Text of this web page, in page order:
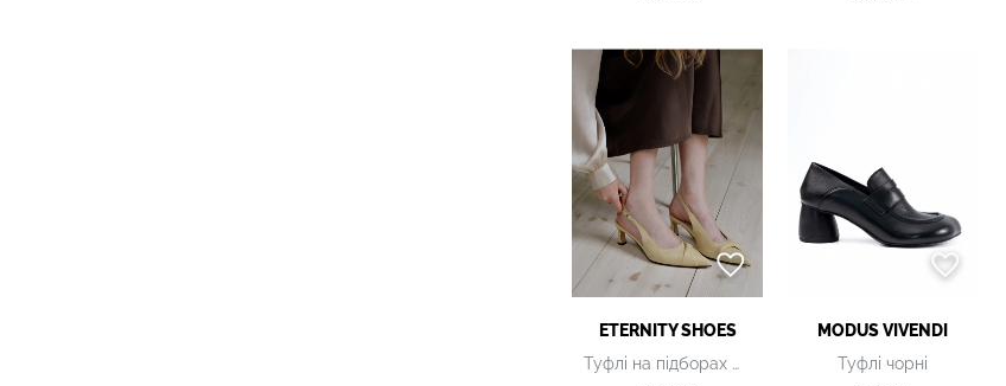
ETERNITY SHOES
Туфлі на підборах жовті
MODUS VIVENDI
Туфлі чорні